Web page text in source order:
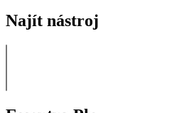
Najít nástroj